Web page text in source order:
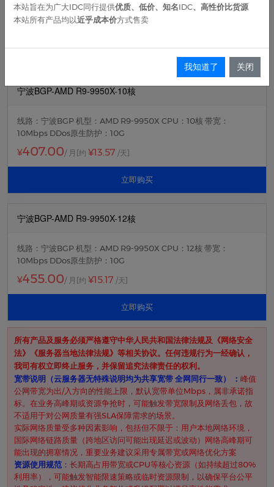
DDos原生防护：10G
¥359.00/ 月[约¥11.97/天]
宁波BGP-AMD R9-9950X-10核
线路：宁波BGP 机型：AMD R9-9950X CPU：10核 带宽：
10Mbps DDos原生防护：10G
¥407.00/ 月 [约 ¥13.57 /天]
立即购买
宁波BGP-AMD R9-9950X-12核
线路：宁波BGP 机型：AMD R9-9950X CPU：12核 带宽：
10Mbps DDos原生防护：10G
¥455.00/ 月 [约 ¥15.17 /天]
立即购买
所有产品及服务必须严格遵守中华人民共和国法律法规及《网络安全
法》《服务器当地法律法规》等相关协议。任何违规行为一经确认，
我司有权立即终止服务，并保留追究法律责任的权利。
​宽带说明（云服务器无特殊说明均为共享宽带 全网同行一致） ​： 峰值
公网带宽为出/入方向的性能上限，默认宽带单位Mbps，属非承诺指
标。在业务高峰期或资源争抢时，可能触发带宽限制及网络丢包，故
不适用于对公网质量有强SLA保障需求的场景。
实际网络质量受多种因素影响，包括但不限于：用户本地网络环境，
国际网络链路质量（跨地区访问可能出现延迟或波动）网络高峰期可
能出现的拥塞情况，重要业务建议采用专属带宽或网络优化方案
资源使用规范 ​： 长期高占用带宽或CPU等核心资源（如持续超过80%
利用率），可能触发智能限速策略或临时资源限制，以确保平台公平
本站旨在为广大IDC同行提供优质、低价、知名IDC、高性价比货源
本站所有产品均以近乎成本价方式售卖
我知道了 关闭